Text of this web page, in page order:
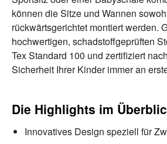
können die Sitze und Wannen
rückwärtsgerichtet montiert werden.
hochwertigen, schadstoffgeprüften
Tex Standard 100 und zertifiziert
Sicherheit Ihrer Kinder immer an
Die Highlights im
Innovatives Design speziell für